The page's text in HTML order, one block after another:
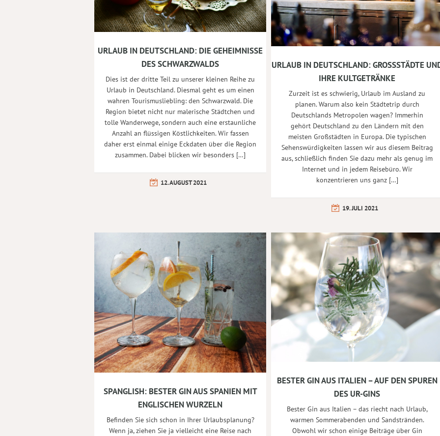
URLAUB IN DEUTSCHLAND: DIE GEHEIMNISSE
DES SCHWARZWALDS
Dies ist der dritte Teil zu unserer kleinen Reihe zu
Urlaub in Deutschland. Diesmal geht es um einen
wahren Tourismusliebling: den Schwarzwald. Die
Region bietet nicht nur malerische Städtchen und
tolle Wanderwege, sondern auch eine erstaunliche
Anzahl an flüssigen Köstlichkeiten. Wir fassen
daher erst einmal einige Eckdaten über die Region
zusammen. Dabei blicken wir besonders […]
12. AUGUST 2021
URLAUB IN DEUTSCHLAND: GROSSSTÄDTE
HRE KULTGETRÄNKE
Zurzeit ist es schwierig, Urlaub im Ausland zu
planen. Warum also kein Städtetrip durch
Deutschlands Metropolen wagen? Immerhin
gehört Deutschland zu den Ländern mit den
meisten Großstädten in Europa. Die typischen
Sehenswürdigkeiten lassen wir aus diesem Beitrag
aus, schließlich finden Sie dazu mehr als genug im
Internet und in jedem Reisebüro. Wir
konzentrieren uns ganz […]
19. JULI 2021
SPANGLISH: BESTER GIN AUS SPANIEN MIT
ENGLISCHEN WURZELN
Befinden Sie sich schon in Ihrer Urlaubsplanung?
Wenn ja, ziehen Sie ja vielleicht eine Reise nach
BESTER GIN AUS ITALIEN – AUF DEN SPUREN
DES UR-GINS
Bester Gin aus Italien – das riecht nach Urlaub,
warmen Sommerabenden und Sandstränden.
Obwohl wir schon einige Beiträge über Gin